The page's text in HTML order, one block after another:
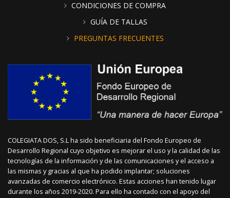
CONDICIONES DE COMPRA
GUÍA DE TALLAS
PREGUNTAS FRECUENTES
COLEGIATA DOS, S.L ha sido beneficiaria del Fondo Europeo de
Desarrollo Regional cuyo objetivo es mejorar el uso y la calidad de las
tecnologías de la información y de las comunicaciones y el acceso a
las mismas y gracias al que ha podido implantar; soluciones
avanzadas de comercio electrónico. Estas acciones han tenido lugar
durante los años 2019-2020. Para ello ha contado con el apoyo del